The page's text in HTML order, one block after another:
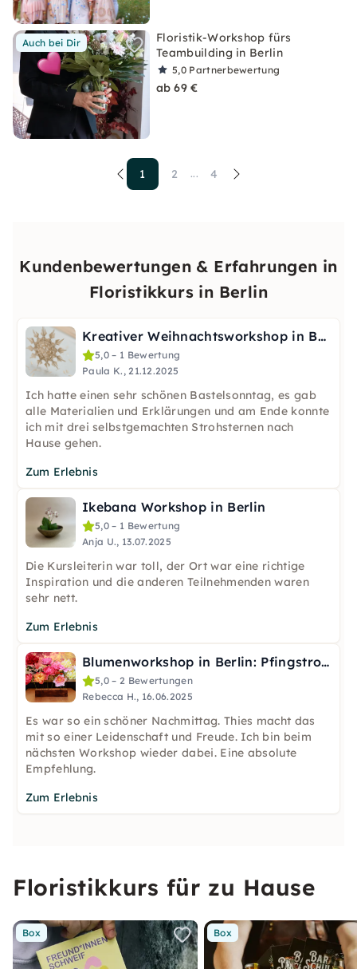
Auch bei Dir
Floristik-Workshop fürs
Teambuilding in Berlin
5,0 Partnerbewertung
ab 69 €
1 2 ... 4
Kundenbewertungen & Erfahrungen in
Floristikkurs in Berlin
Kreativer Weihnachtsworkshop in Berlin: Strohsterne basteln
5,0 – 1 Bewertung
Paula K., 21.12.2025
Ich hatte einen sehr schönen Bastelsonntag, es gab
alle Materialien und Erklärungen und am Ende konnte
ich mit drei selbstgemachten Strohsternen nach
Hause gehen.
Zum Erlebnis
Ikebana Workshop in Berlin
5,0 – 1 Bewertung
Anja U., 13.07.2025
Die Kursleiterin war toll, der Ort war eine richtige
Inspiration und die anderen Teilnehmenden waren
sehr nett.
Zum Erlebnis
Blumenworkshop in Berlin: Pfingstrosen aus Papier
5,0 – 2 Bewertungen
Rebecca H., 16.06.2025
Es war so ein schöner Nachmittag. Thies macht das
mit so einer Leidenschaft und Freude. Ich bin beim
nächsten Workshop wieder dabei. Eine absolute
Empfehlung.
Zum Erlebnis
Floristikkurs für zu Hause
Box Box